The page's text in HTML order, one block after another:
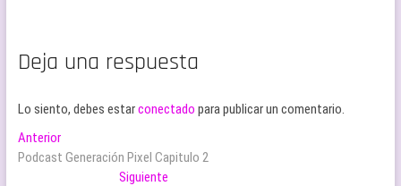
Deja una respuesta
Lo siento, debes estarconectado para publicar un comentario.
Navegación
de
AnteriorEntrada
anterior:
Podcast Generación Pixel Capitulo 2
Siguiente